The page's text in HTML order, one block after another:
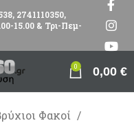
2741110350,
15.00 & Τρι-Πεμ-
0 0,00 €
Φακοί